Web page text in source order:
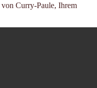
Curry-Paule, Ihrem